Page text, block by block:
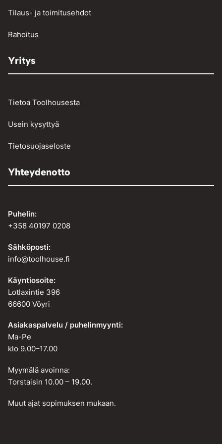
Vinssit ja taljat
Tilaus- ja toimitusehdot
Rahoitus
Yritys
Tietoa Toolhousesta
Usein kysyttyä
Tietosuojaseloste
Yhteydenotto
Puhelin:
+358 40197 0208
Sähköposti:
info@toolhouse.fi
Käyntiosoite:
Lotlaxintie 396
66600 Vöyri
Asiakaspalvelu / puhelinmyynti:
Ma-Pe
klo 9.00–17.00
Myymälä avoinna:
Torstaisin 10.00 – 19.00.
Muut ajat sopimuksen mukaan.